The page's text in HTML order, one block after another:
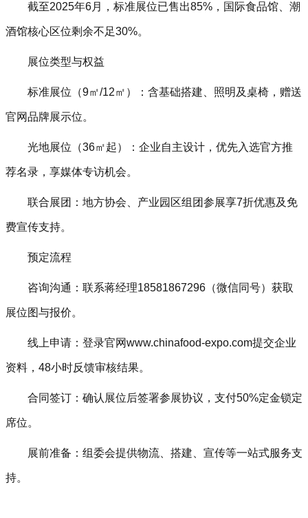
截至2025年6月，标准展位已售出85%，‌国际食品馆、潮
酒馆核心区位剩余不足30%‌。
展位类型与权益‌
标准展位（9㎡/12㎡）‌：含基础搭建、照明及桌椅，赠送
官网品牌展示位。
光地展位（36㎡起）‌：企业自主设计，优先入选官方推
荐名录，享媒体专访机会。
联合展团‌：地方协会、产业园区组团参展享7折优惠及免
费宣传支持。
预定流程‌
咨询沟通‌：联系蒋经理18581867296（微信同号）获取
展位图与报价。
线上申请‌：登录官网www.chinafood-expo.com提交企业
资料，48小时反馈审核结果。
合同签订‌：确认展位后签署参展协议，支付50%定金锁定
席位。
展前准备‌：组委会提供物流、搭建、宣传等一站式服务支
持。